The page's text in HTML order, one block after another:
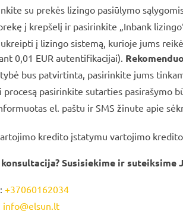
su prekės lizingo pasiūlymo
į krepšelį ir pasirinkite „Inbank
į lizingo sistemą, kurioje jums
0,01 EUR autentifikacijai).
bus patvirtinta, pasirinkite jums
procesą pasirinkite sutarties pasirašymo
el. paštu ir SMS žinute apie
kredito įstatymu vartojimo
Susisiekime ir suteiksime
+37060162034
info@elsun.lt